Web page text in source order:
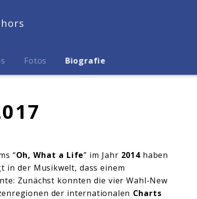
Fotos Biografie
“Oh, What a Life” im Jahr 2014haben
in der Musikwelt, dass einem
Zunächst konnten die vier Wahl-New
der internationalen Charts